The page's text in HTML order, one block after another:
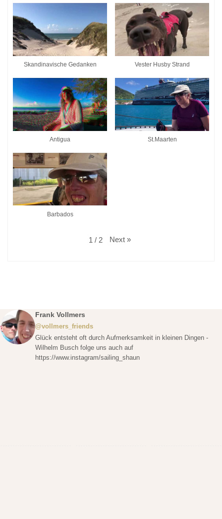
Skandinavische Gedanken Vester Husby Strand
Antigua St.Maarten
Barbados
1 / 2 Next »
Frank Vollmers
@vollmers_friends
Glück entsteht oft durch Aufmerksamkeit in kleinen Dingen -
Wilhelm Busch folge uns auch auf
https://www.instagram/sailing_shaun